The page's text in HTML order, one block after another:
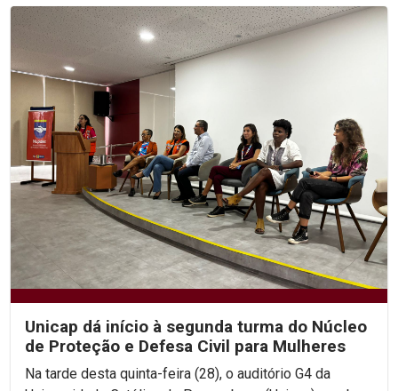
Unicap dá início à segunda turma do Núcleo
de Proteção e Defesa Civil para Mulheres
Na tarde desta quinta-feira (28), o auditório G4 da